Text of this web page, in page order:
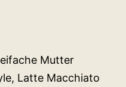
Mutter
Latte Macchiato